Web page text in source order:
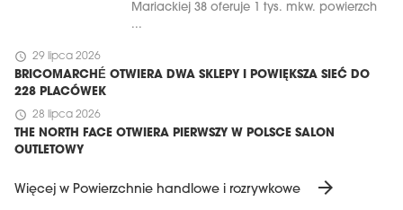
Mariackiej 38 oferuje 1 tys. mkw. powierzch
...
schedule 29 lipca 2026
BRICOMARCHÉ OTWIERA DWA SKLEPY I POWIĘKSZA SIEĆ DO
228 PLACÓWEK
schedule 28 lipca 2026
THE NORTH FACE OTWIERA PIERWSZY W POLSCE SALON
OUTLETOWY
Więcej w Powierzchnie handlowe i rozrywkowe arrow_forward